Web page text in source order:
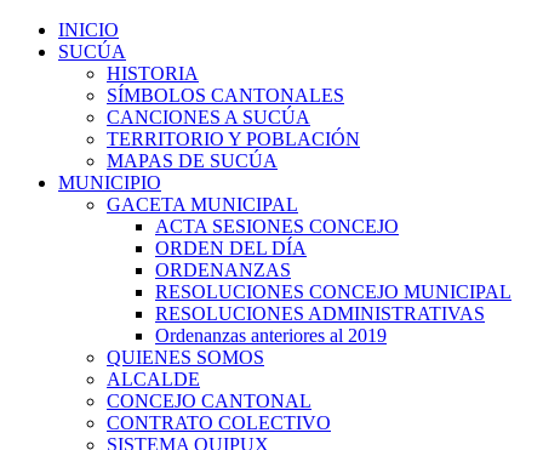
INICIO
SUCÚA
HISTORIA
SÍMBOLOS CANTONALES
CANCIONES A SUCÚA
TERRITORIO Y POBLACIÓN
MAPAS DE SUCÚA
MUNICIPIO
GACETA MUNICIPAL
ACTA SESIONES CONCEJO
ORDEN DEL DÍA
ORDENANZAS
RESOLUCIONES CONCEJO MUNICIPAL
RESOLUCIONES ADMINISTRATIVAS
Ordenanzas anteriores al 2019
QUIENES SOMOS
ALCALDE
CONCEJO CANTONAL
CONTRATO COLECTIVO
SISTEMA QUIPUX